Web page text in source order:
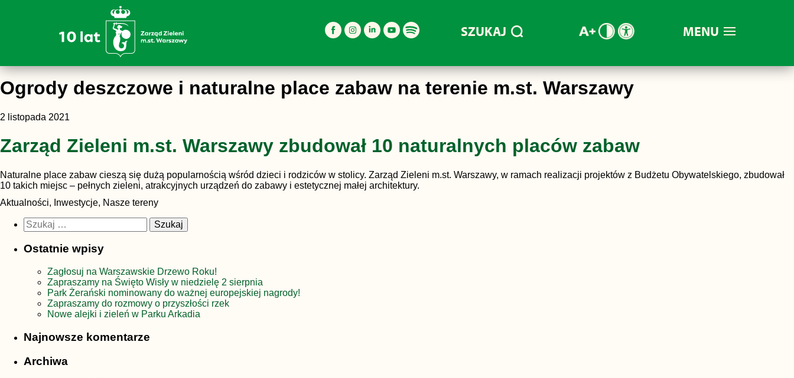
MENU
SZUKAJ
Ogrody deszczowe i naturalne place zabaw na terenie m.st. Warszawy
2 listopada 2021
Zarząd Zieleni m.st. Warszawy zbudował 10 naturalnych placów zabaw
Naturalne place zabaw cieszą się dużą popularnością wśród dzieci i rodziców w stolicy. Zarząd Zieleni m.st. Warszawy, w ramach realizacji projektów z Budżetu Obywatelskiego, zbudował
10 takich miejsc – pełnych zieleni, atrakcyjnych urządzeń do zabawy i estetycznej małej architektury.
Aktualności, Inwestycje, Nasze tereny
Szukaj:
Ostatnie wpisy
Zagłosuj na Warszawskie Drzewo Roku!
Zapraszamy na Święto Wisły w niedzielę 2 sierpnia
Park Żerański nominowany do ważnej europejskiej nagrody!
Zapraszamy do rozmowy o przyszłości rzek
Nowe alejki i zieleń w Parku Arkadia
Najnowsze komentarze
Archiwa